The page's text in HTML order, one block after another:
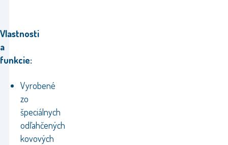
Vlastnosti
a
funkcie:
Vyrobené
zo
špeciálnych
odľahčených
kovových